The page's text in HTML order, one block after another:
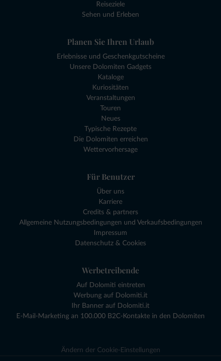
Reiseziele
Sehen und Erleben
Planen Sie Ihren Urlaub
Erlebnisse und Geschenkgutscheine
Unsere Dolomiten Gadgets
Kataloge
Kuriositäten
Veranstaltungen
Touren
Neues
Typische Rezepte
Die Dolomiten erreichen
Wettervorhersage
Für Benutzer
Über uns
Karriere
Credits & partners
Allgemeine Nutzungsbedingungen und Verkaufsbedingungen
Impressum
Datenschutz & Cookies
Werbetreibende
Auf Dolomiti eintreten
Werbung auf Dolomiti.it
Ihr Banner auf Dolomiti.it
E-Mail-Marketing an 100.000 B2C-Kontakte in den Dolomiten
Ändern der Cookie-Einstellungen